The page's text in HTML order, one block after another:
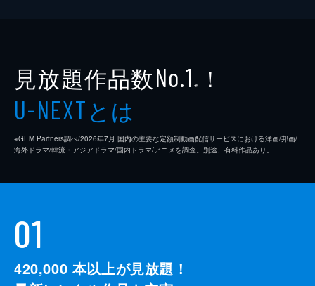
見放題作品数No.1 ※ ！
U-NEXTとは
※GEM Partners調べ/2026年7⽉ 国内の主要な定額制動画配信サービスにおける洋画/邦画/
海外ドラマ/韓流・アジアドラマ/国内ドラマ/アニメを調査。別途、有料作品あり。
01
420,000 本以上が見放題！